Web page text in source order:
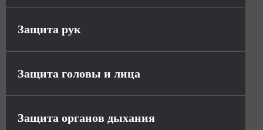
Защита рук
Защита головы и лица
Защита органов дыхания